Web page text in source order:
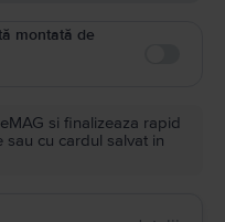
montată de
si finalizeaza rapid
cu cardul salvat in